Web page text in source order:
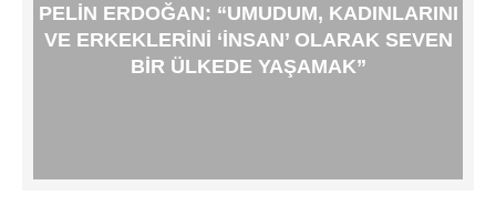
PELIN ERDOĞAN: “UMUDUM, KADINLARINI
VE ERKEKLERINI ‘INSAN’ OLARAK SEVEN
BIR ÜLKEDE YAŞAMAK”